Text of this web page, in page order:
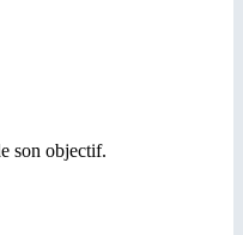
son objectif.